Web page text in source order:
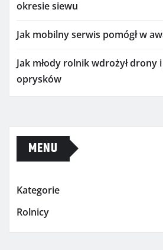
okresie siewu
Jak mobilny serwis pomógł w
Jak młody rolnik wdrożył drony
oprysków
MENU
Kategorie
Rolnicy